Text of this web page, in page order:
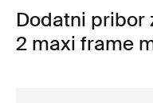
Dodatni pribor
2 maxi frame